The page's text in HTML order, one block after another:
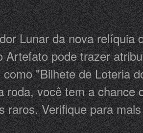
Lunar da nova
Artefato pode trazer
"Bilhete de Loteria
roda, você tem a chance
raros. Verifique para